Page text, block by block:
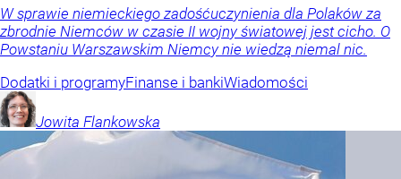
W sprawie niemieckiego zadośćuczynienia dla Polaków za
zbrodnie Niemców w czasie II wojny światowej jest cicho. O
Powstaniu Warszawskim Niemcy nie wiedzą niemal nic.
Dodatki i programyFinanse i bankiWiadomości
Jowita Flankowska